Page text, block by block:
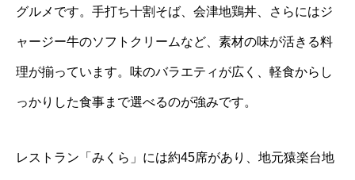
グルメです。手打ち十割そば、会津地鶏丼、さらにはジ
ャージー牛のソフトクリームなど、素材の味が活きる料
理が揃っています。味のバラエティが広く、軽食からし
っかりした食事まで選べるのが強みです。
レストラン「みくら」には約45席があり、地元猿楽台地